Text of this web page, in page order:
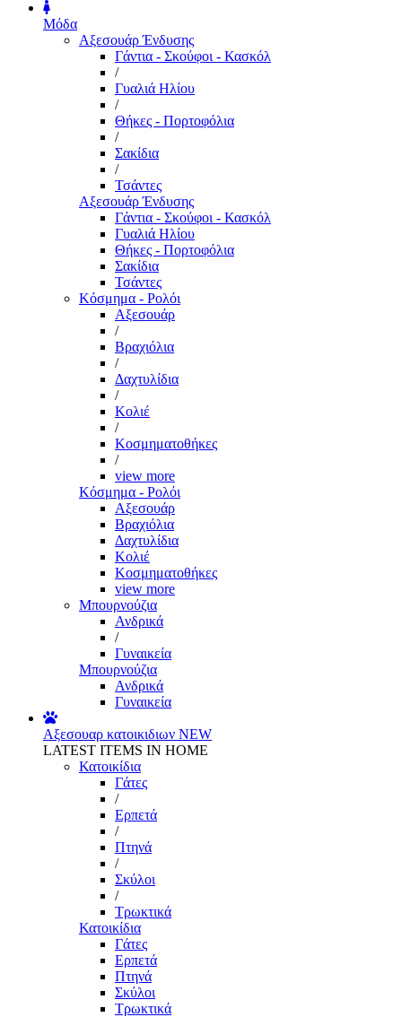
Μόδα
Αξεσουάρ Ένδυσης
Γάντια - Σκούφοι - Κασκόλ
/
Γυαλιά Ηλίου
/
Θήκες - Πορτοφόλια
/
Σακίδια
/
Τσάντες
Αξεσουάρ Ένδυσης
Γάντια - Σκούφοι - Κασκόλ
Γυαλιά Ηλίου
Θήκες - Πορτοφόλια
Σακίδια
Τσάντες
Κόσμημα - Ρολόι
Αξεσουάρ
/
Βραχιόλια
/
Δαχτυλίδια
/
Κολιέ
/
Κοσμηματοθήκες
/
view more
Κόσμημα - Ρολόι
Αξεσουάρ
Βραχιόλια
Δαχτυλίδια
Κολιέ
Κοσμηματοθήκες
view more
Μπουρνούζια
Ανδρικά
/
Γυναικεία
Μπουρνούζια
Ανδρικά
Γυναικεία
Αξεσουαρ κατοικιδιων NEW
LATEST ITEMS IN HOME
Κατοικίδια
Γάτες
/
Ερπετά
/
Πτηνά
/
Σκύλοι
/
Τρωκτικά
Κατοικίδια
Γάτες
Ερπετά
Πτηνά
Σκύλοι
Τρωκτικά